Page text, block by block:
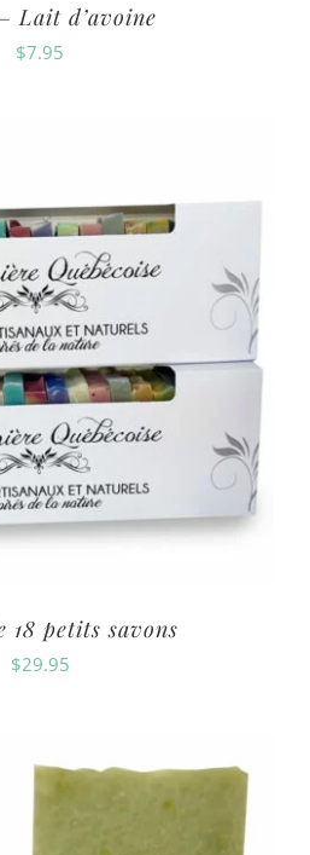
Lait d’avoine
$7.95
18 petits savons
$29.95